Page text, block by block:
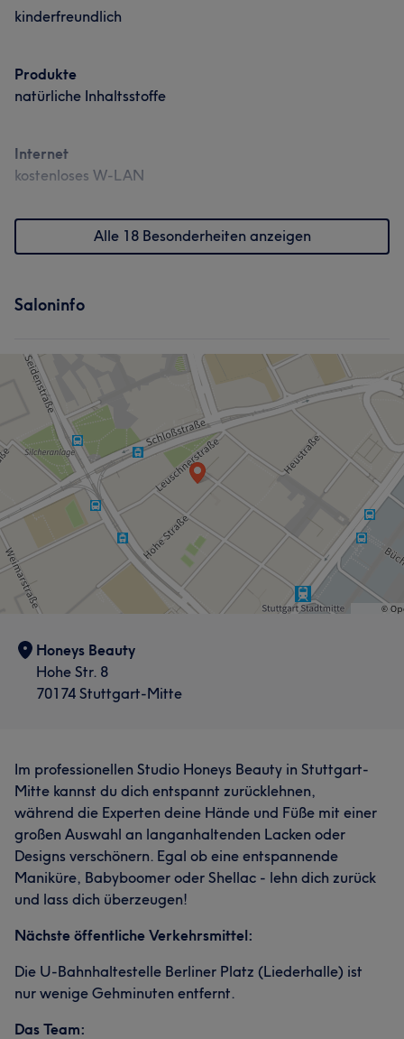
kinderfreundlich
Produkte
natürliche Inhaltsstoffe
Internet
kostenloses W-LAN
Alle 18 Besonderheiten anzeigen
Saloninfo
Honeys Beauty
Hohe Str. 8
70174 Stuttgart-Mitte
Im professionellen Studio Honeys Beauty in Stuttgart-
Mitte kannst du dich entspannt zurücklehnen,
während die Experten deine Hände und Füße mit einer
großen Auswahl an langanhaltenden Lacken oder
Designs verschönern. Egal ob eine entspannende
Maniküre, Babyboomer oder Shellac - lehn dich zurück
und lass dich überzeugen!
Nächste öffentliche Verkehrsmittel:
Die U-Bahnhaltestelle Berliner Platz (Liederhalle) ist
nur wenige Gehminuten entfernt.
Das Team: